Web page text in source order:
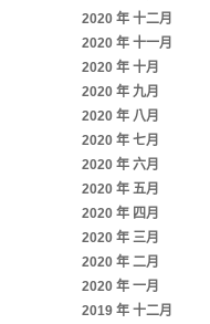
2020 年 十二月
2020 年 十一月
2020 年 十月
2020 年 九月
2020 年 八月
2020 年 七月
2020 年 六月
2020 年 五月
2020 年 四月
2020 年 三月
2020 年 二月
2020 年 一月
2019 年 十二月